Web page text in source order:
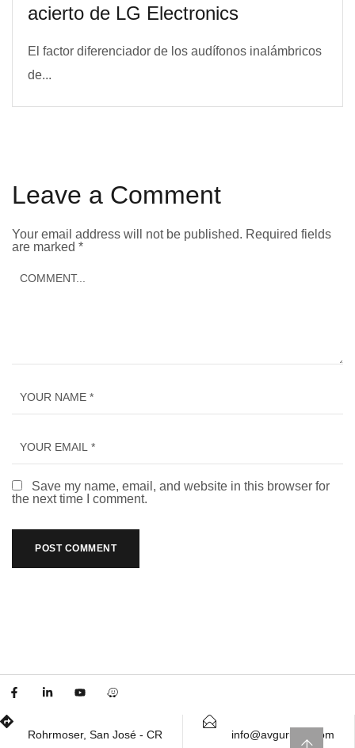
acierto de LG Electronics
El factor diferenciador de los audífonos inalámbricos
de...
Leave a Comment
Your email address will not be published. Required fields
are marked *
Save my name, email, and website in this browser for
the next time I comment.
Rohrmoser, San José - CR info@avguruscr.com